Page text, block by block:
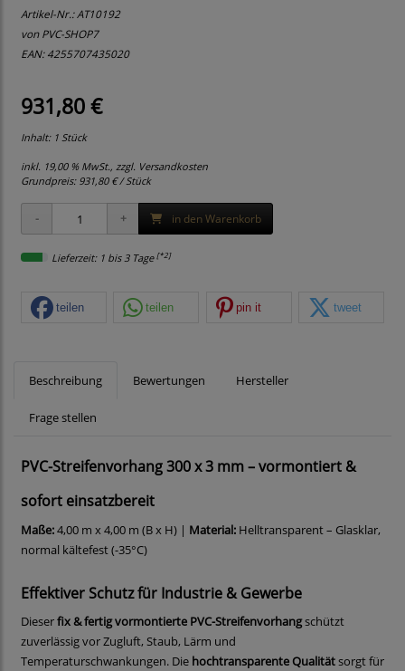
Artikel-Nr.:AT10192
vonPVC-SHOP7
EAN: 4255707435020
931,80 €
Inhalt: 1 Stück
inkl. 19,00 % MwSt., zzgl. Versandkosten
Grundpreis: 931,80 € / Stück
in den Warenkorb
Lieferzeit: 1 bis 3 Tage [*2]
teilen teilen pin it tweet
Beschreibung Bewertungen Hersteller
Frage stellen
PVC-Streifenvorhang 300 x 3 mm – vormontiert &
sofort einsatzbereit
Maße:4,00 m x 4,00 m (B x H) | Material: Helltransparent – Glasklar,
normal kältefest (-35°C)
Effektiver Schutz für Industrie & Gewerbe
Dieserfix & fertig vormontierte PVC-Streifenvorhangschützt
zuverlässig vor Zugluft, Staub, Lärm und
Temperaturschwankungen. Die hochtransparente Qualitätsorgt für